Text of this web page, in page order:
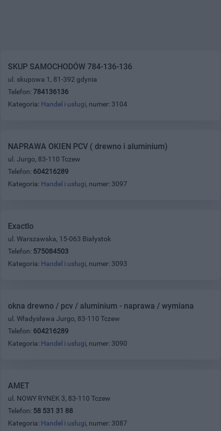
SKUP SAMOCHODÓW 784-136-136
ul. skupowa 1, 81-392 gdynia
Telefon: 784136136
Kategoria: Handel i usługi, numer: 3104
NAPRAWA OKIEN PCV ( drewno i aluminium)
ul. Jurgo, 83-110 Tczew
Telefon: 604216289
Kategoria: Handel i usługi, numer: 3097
Exactlo
ul. Warszawska, 15-063 Białystok
Telefon: 575084503
Kategoria: Handel i usługi, numer: 3093
okna drewno / pcv / aluminium - naprawa / wymiana
ul. Władysława Jurgo, 83-110 Tczew
Telefon: 604216289
Kategoria: Handel i usługi, numer: 3090
AMET
ul. NOWY RYNEK 3, 83-110 Tczew
Telefon: 58 531 31 88
Kategoria: Handel i usługi, numer: 3087